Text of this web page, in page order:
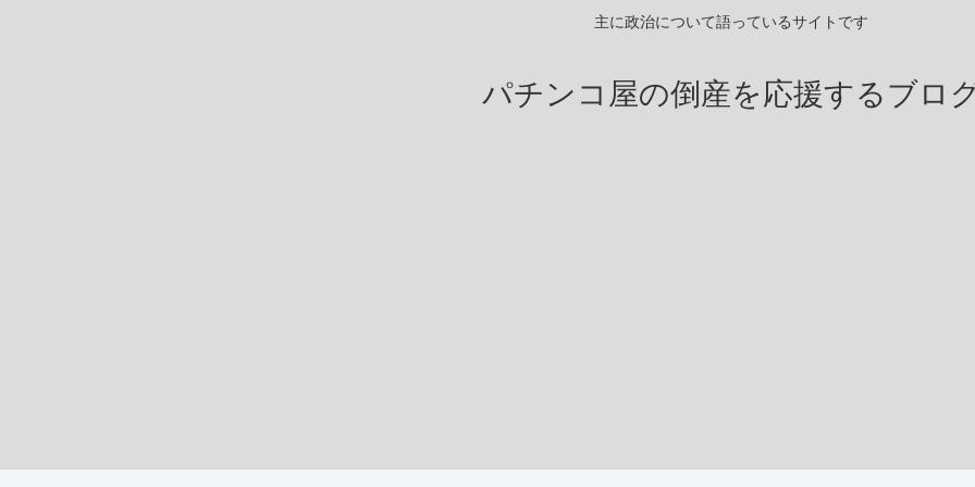
主に政治について語っているサイトです
パチンコ屋の倒産を応援するブロ